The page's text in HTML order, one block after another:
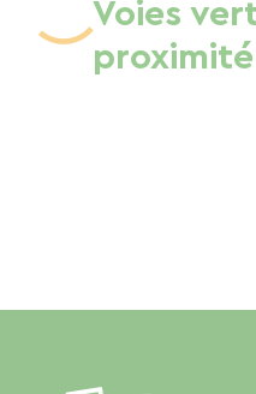
Voies
proximité